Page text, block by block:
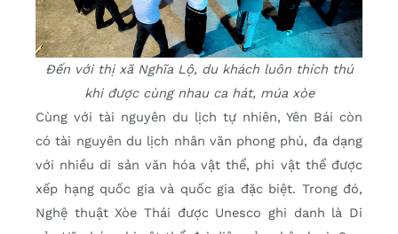
Đến với thị xã Nghĩa Lộ, du khách luôn thích thú
khi được cùng nhau ca hát, múa xòe
Cùng với tài nguyên du lịch tự nhiên, Yên Bái còn
có tài nguyên du lịch nhân văn phong phú, đa dạng
với nhiều di sản văn hóa vật thể, phi vật thể được
xếp hạng quốc gia và quốc gia đặc biệt. Trong đó,
Nghệ thuật Xòe Thái được Unesco ghi danh là Di